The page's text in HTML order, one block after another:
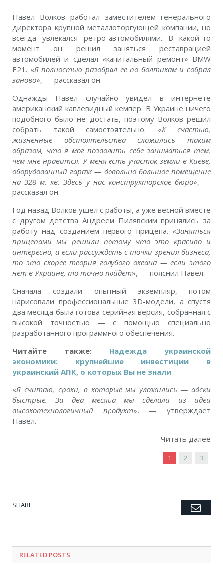
Павел Волков работал заместителем генерального
директора крупной металлоторгующей компании, но
всегда увлекался ретро-автомобилями. В какой-то
момент он решил заняться реставрацией
автомобилей и сделал «капитальный ремонт» BMW
E21. «Я полностью разобрал ее по болтикам и собрал
заново», — рассказал он.
Однажды Павел случайно увидел в интернете
американский каплевидный кемпер. В Украине ничего
подобного было не достать, поэтому Волков решил
собрать такой самостоятельно. «К счастью,
жизненные обстоятельства сложились таким
образом, что я мог позволить себе заниматься тем,
чем мне нравится. У меня есть участок земли в Киеве,
оборудованный гараж — довольно большое помещение
на 328 м. кв. Здесь у нас конструкторское бюро», —
рассказал он.
Год назад Волков ушел с работы, а уже весной вместе
с другом детства Андреем Пилявским принялись за
работу над созданием первого прицепа. «Заняться
прицепами мы решили потому что это красиво и
интересно, а если рассуждать с точки зрения бизнеса,
то это скорее теория голубого океана — если этого
нет в Украине, то точно пойдет», — пояснил Павел.
Сначала создали опытный экземпляр, потом
нарисовали профессиональные 3D-модели, а спустя
два месяца была готова серийная версия, собранная с
высокой точностью — с помощью специально
разработанного программного обеспечения.
Читайте также: Надежда украинской
экономики: крупнейшие инвестиции в
украинский АПК, о которых Вы не знали
«Я считаю, сроки, в которые мы уложились — адски
быстрые. За два месяца мы сделали из идеи
высокотехнологичный продукт», — утверждает
Павел.
Читать далее
1 2 3
SHARE. Twitter
Facebook
Google+
Pinterest
LinkedIn
Tumblr
RELATED POSTS